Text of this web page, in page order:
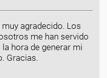
agradecido. Los
me han servido
hora de generar mi
Gracias.